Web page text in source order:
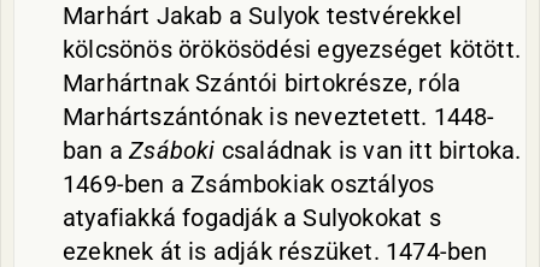
Marhárt Jakab a Sulyok testvérekkel
kölcsönös örökösödési egyezséget kötött.
Marhártnak Szántói birtokrésze, róla
Marhártszántónak is neveztetett. 1448-
ban aZsáboki családnak is van itt birtoka.
1469-ben a Zsámbokiak osztályos
atyafiakká fogadják a Sulyokokat s
ezeknek át is adják részüket. 1474-ben